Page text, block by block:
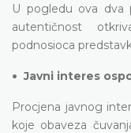
U pogledu ova dva
autentičnost
podnosioca
•Javni interes
Procjena javnog
koje obaveza